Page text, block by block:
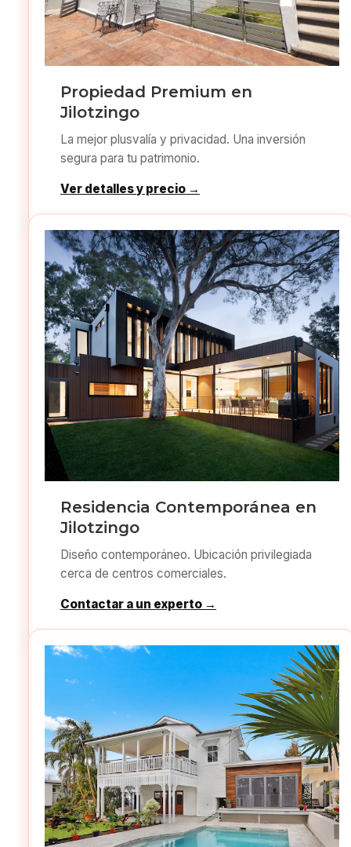
Propiedad Premium en
Jilotzingo
La mejor plusvalía y privacidad. Una inversión
segura para tu patrimonio.
Ver detalles y precio →
Residencia Contemporánea en
Jilotzingo
Diseño contemporáneo. Ubicación privilegiada
cerca de centros comerciales.
Contactar a un experto →